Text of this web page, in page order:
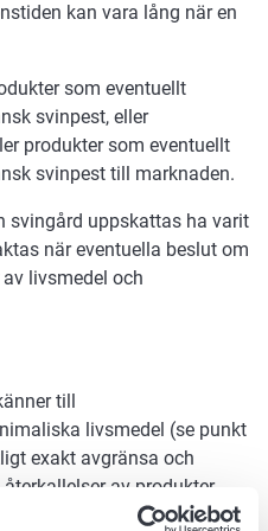
kan vara lång när en
som eventuellt
svinpest, eller
produkter som eventuellt
svinpest till marknaden.
svingård uppskattas ha varit
när eventuella beslut om
livsmedel och
till
livsmedel (se punkt
exakt avgränsa och
av produkter
ska lämna